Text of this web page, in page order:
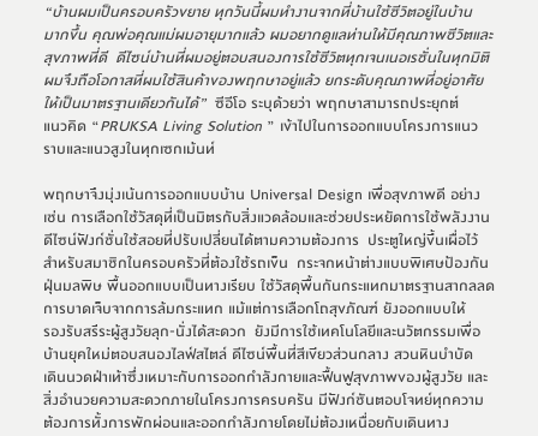
“บ้านผมเป็นครอบครัวขยาย ทุกวันนี้ผมทำงานจากที่บ้านใช้ชีวิตอยู่ในบ้าน
มากขึ้น คุณพ่อคุณแม่ผมอายุมากแล้ว ผมอยากดูแลท่านให้มีคุณภาพชีวิตและ
สุขภาพที่ดี  ดีไซน์บ้านที่ผมอยู่ตอบสนองการใช้ชีวิตทุกเจนเนอเรชั่นในทุกมิติ
ผมจึงถือโอกาสที่ผมใช้สินค้าของพฤกษาอยู่แล้ว ยกระดับคุณภาพที่อยู่อาศัย
ให้เป็นมาตรฐานเดียวกันได้” ซีอีโอ ระบุด้วยว่า พฤกษาสามารถประยุกต์
แนวคิด “PRUKSA Living Solution ” เข้าไปในการออกแบบโครงการแนว
ราบและแนวสูงในทุกเซกเม้นท์
พฤกษาจึงมุ่งเน้นการออกแบบบ้าน Universal Design เพื่อสุขภาพดี อย่าง
เช่น การเลือกใช้วัสดุที่เป็นมิตรกับสิ่งแวดล้อมและช่วยประหยัดการใช้พลังงาน
ดีไซน์ฟังก์ชั่นใช้สอยที่ปรับเปลี่ยนได้ตามความต้องการ  ประตูใหญ่ขึ้นเผื่อไว้
สำหรับสมาชิกในครอบครัวที่ต้องใช้รถเข็น  กระจกหน้าต่างแบบพิเศษป้องกัน
ฝุ่นมลพิษ พื้นออกแบบเป็นทางเรียบ ใช้วัสดุพื้นกันกระแทกมาตรฐานสากลลด
การบาดเจ็บจากการล้มกระแทก แม้แต่การเลือกโถสุขภัณฑ์ ยังออกแบบให้
รองรับสรีระผู้สูงวัยลุก-นั่งได้สะดวก  ยังมีการใช้เทคโนโลยีและนวัตกรรมเพื่อ
บ้านยุคใหม่ตอบสนองไลฟ์สไตล์ ดีไซน์พื้นที่สีเขียวส่วนกลาง สวนหินบำบัด
เดินนวดฝ่าเท้าซึ่งเหมาะกับการออกกำลังกายและฟื้นฟูสุขภาพของผู้สูงวัย และ
สิ่งอำนวยความสะดวกภายในโครงการครบครัน มีฟังก์ชันตอบโจทย์ทุกความ
ต้องการทั้งการพักผ่อนและออกกำลังกายโดยไม่ต้องเหนื่อยกับเดินทาง